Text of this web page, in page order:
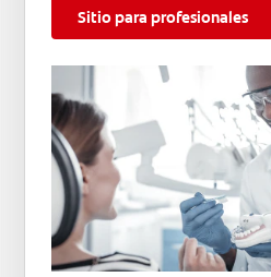
Sitio para profesionales